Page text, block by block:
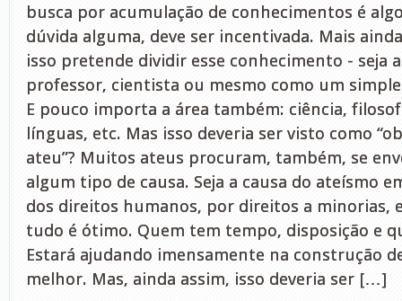
busca por acumulação de conhecimentos é
dúvida alguma, deve ser incentivada. Mais
isso pretende dividir esse conhecimento - seja
professor, cientista ou mesmo como um
E pouco importa a área também: ciência,
línguas, etc. Mas isso deveria ser visto como
ateu”? Muitos ateus procuram, também, se
algum tipo de causa. Seja a causa do ateísmo
dos direitos humanos, por direitos a minorias,
tudo é ótimo. Quem tem tempo, disposição e
Estará ajudando imensamente na construção
melhor. Mas, ainda assim, isso deveria ser […]